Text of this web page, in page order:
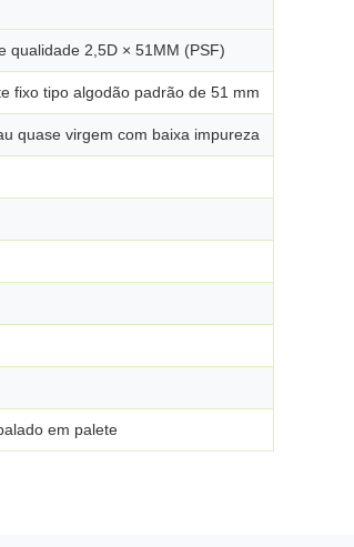
qualidade 2,5D × 51MM (PSF)
fixo tipo algodão padrão de 51 mm
quase virgem com baixa impureza
em palete